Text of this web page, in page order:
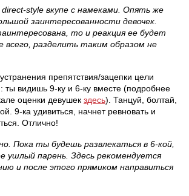
style вкупе с намеками. Опять же
заинтересованности девочек.
то и реакция ее будет
всего, разделить таким образом не
препятствия/зацепки цели
ты видишь 9-ку и 6-ку вместе (подробнее
оценки девушек здесь). Танцуй, болтай,
9-ка удивиться, начнет ревновать и
Отлично!
Пока ты будешь развлекаться в 6-кой,
ушлый парень. Здесь рекомендуется
и после этого прямиком направиться